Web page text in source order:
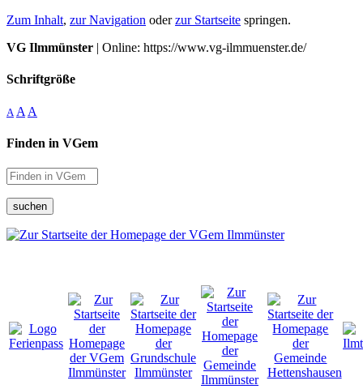
Zum Inhalt, zur Navigation oderzur Startseite springen.
VG Ilmmünster | Online: https://www.vg-ilmmuenster.de/
Schriftgröße
A A A
Finden in VGem
suchen